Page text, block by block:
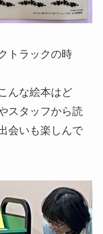
トラックの時
んな絵本はど
スタッフから読
会いも楽しんで